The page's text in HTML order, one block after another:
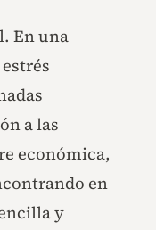
En una
a las
económica,
en
y